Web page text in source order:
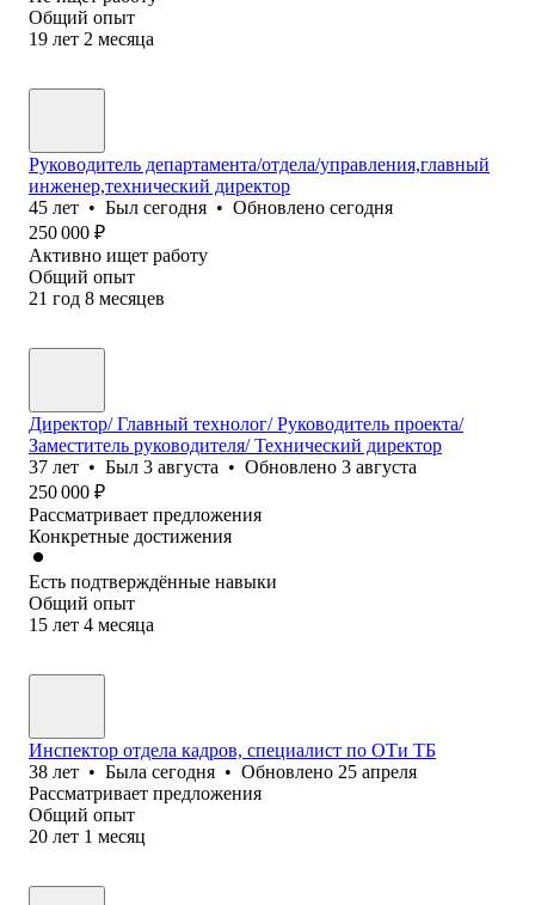
Общий опыт
19 лет 2 месяца
Руководитель департамента/отдела/управления,главный
инженер,технический директор
45 лет • Был сегодня • Обновлено сегодня
250 000 ₽
Активно ищет работу
Общий опыт
21 год 8 месяцев
Директор/ Главный технолог/ Руководитель проекта/
Заместитель руководителя/ Технический директор
37 лет • Был 3 августа • Обновлено 3 августа
250 000 ₽
Рассматривает предложения
Конкретные достижения
Есть подтверждённые навыки
Общий опыт
15 лет 4 месяца
Инспектор отдела кадров, специалист по ОТи ТБ
38 лет • Была сегодня • Обновлено 25 апреля
Рассматривает предложения
Общий опыт
20 лет 1 месяц